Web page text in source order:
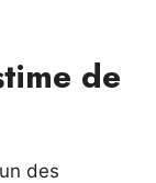
de
des